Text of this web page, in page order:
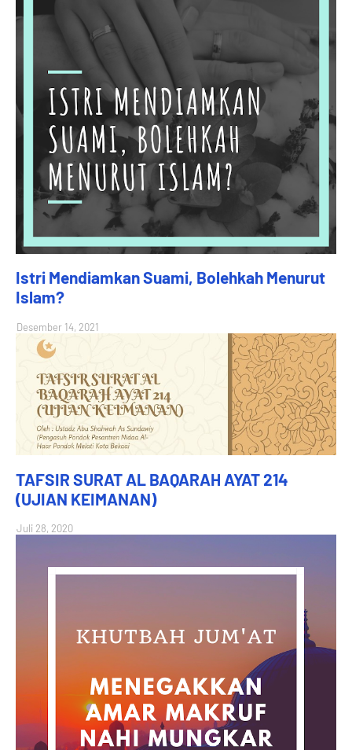
Istri Mendiamkan Suami, Bolehkah Menurut
Islam?
Desember 14, 2021
TAFSIR SURAT AL BAQARAH AYAT 214
(UJIAN KEIMANAN)
Juli 28, 2020